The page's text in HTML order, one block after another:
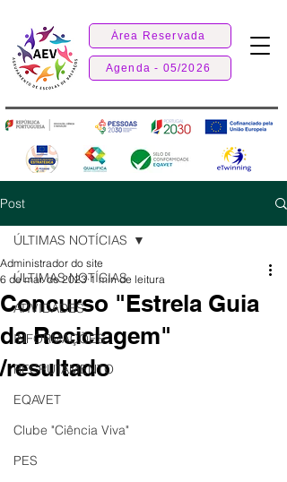
Área Reservada
Agenda - 05/2026
Post
ÚLTIMAS NOTÍCIAS
ATIVIDADES
INFORMAÇÕES
RECRUTAMENTO
EQAVET
Clube "Ciência Viva"
PES
ÚLTIMAS NOTÍCIAS
Concurso "Estrela Guia
da Reciclagem"
/resultado
Administrador do site
6 de mar. de 2023 1 min de leitura